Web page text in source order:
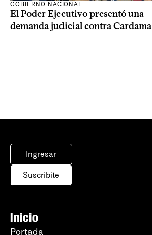
GOBIERNO NACIONAL
El Poder Ejecutivo presentó una
demanda judicial contra Cardama
Ingresar
Suscribite
Inicio
Portada